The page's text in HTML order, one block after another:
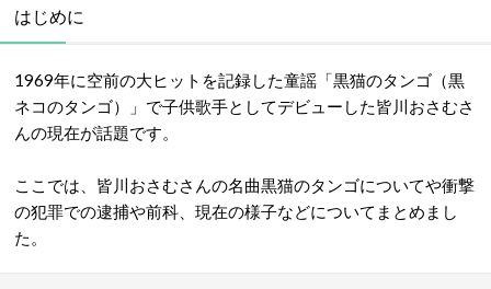
はじめに
1969年に空前の大ヒットを記録した童謡「黒猫のタンゴ（黒
ネコのタンゴ）」で子供歌手としてデビューした皆川おさむさ
んの現在が話題です。
ここでは、皆川おさむさんの名曲黒猫のタンゴについてや衝撃
の犯罪での逮捕や前科、現在の様子などについてまとめまし
た。